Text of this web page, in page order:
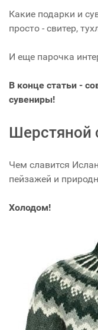
Какие подарки и
просто - свитер,
И еще парочка
В конце статьи -
сувениры!
Шерстяной
Чем славится
пейзажей и
Холодом!